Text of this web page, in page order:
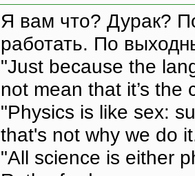
Я вам что? Дурак?
работать. По
"Just because the
not mean that it’s the
"Physics is like sex:
that's not why we do
"All science is either